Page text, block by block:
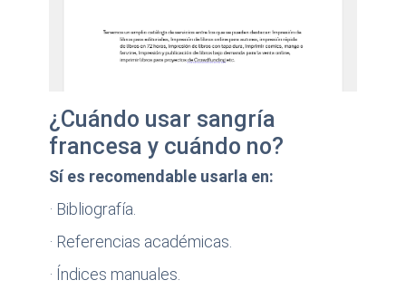
¿Cuándo usar sangría
francesa y cuándo no?
Sí es recomendable usarla en:
· Bibliografía.
· Referencias académicas.
· Índices manuales.